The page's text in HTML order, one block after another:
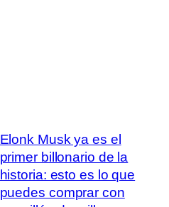
Elonk Musk ya es el
primer billonario de la
historia: esto es lo que
puedes comprar con